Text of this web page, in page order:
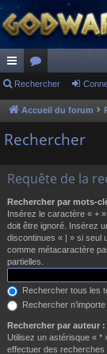
ac
co
ur
s
or
u
m
Rechercher
Accueil du forum
Rechercher
Requête de la
Rechercher par mots-
Insérez le caractère « +
doit être ignoré. Insérez
discontinues « | » si seul
comme métacaractère
partielles.
Rechercher tous les
Rechercher
Rechercher par auteur :
Utilisez un astérisque «
effectuer des recherches